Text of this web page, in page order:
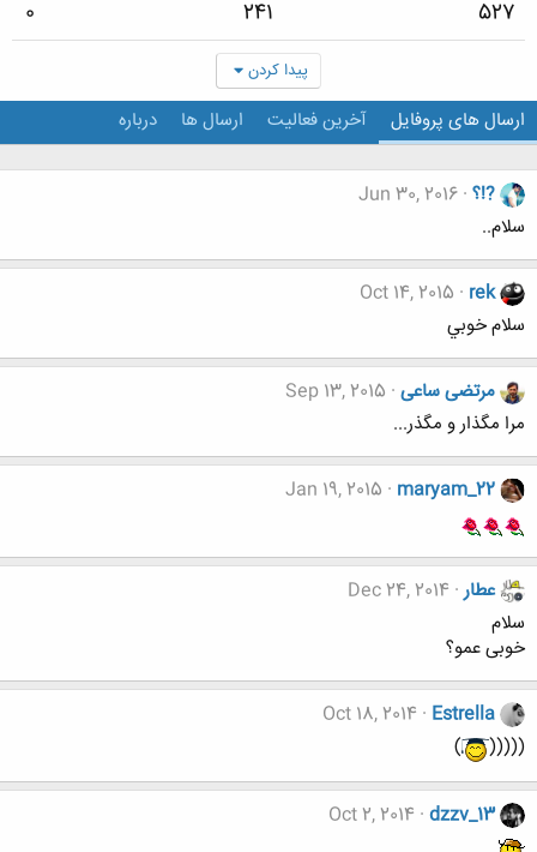
527
241
0
پیدا کردن
ارسال های پروفایل آخرین فعالیت ارسال ها درباره
?!؟ Jun 30, 2016
سلام..
rek
Oct 14, 2015
سلام خوبي
مرتضی ساعی Sep 13, 2015
مرا مگذار و مگذر...
maryam_22
Jan 19, 2015
عطار Dec 24, 2014
سلام
خوبی عمو؟
Estrella
Oct 18, 2014
(((((
)
dzzv_13
Oct 2, 2014